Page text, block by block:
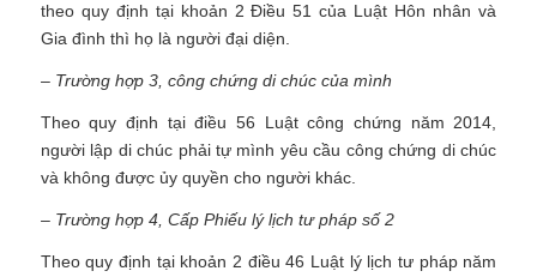
theo quy định tại khoản 2 Điều 51 của Luật Hôn nhân và
Gia đình thì họ là người đại diện.
– Trường hợp 3, công chứng di chúc của mình
Theo quy định tại điều 56 Luật công chứng năm 2014,
người lập di chúc phải tự mình yêu cầu công chứng di chúc
và không được ủy quyền cho người khác.
– Trường hợp 4, Cấp Phiếu lý lịch tư pháp số 2
Theo quy định tại khoản 2 điều 46 Luật lý lịch tư pháp năm